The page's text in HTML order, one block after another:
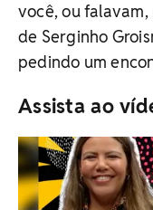
você, ou
de Serginho
pedindo um
Assista ao